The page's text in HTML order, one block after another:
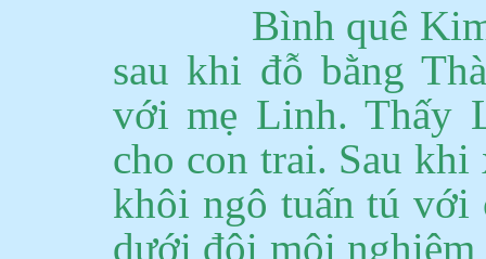
Bình quê
sau khi đỗ bằng
với mẹ Linh. Thấy
cho con trai. Sau
khôi ngô tuấn tú với
dưới đôi môi